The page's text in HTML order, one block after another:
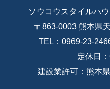
ソウコウスタイルハ
〒863-0003 熊本県
TEL：0969-23-
定休日
建設業許可：熊本